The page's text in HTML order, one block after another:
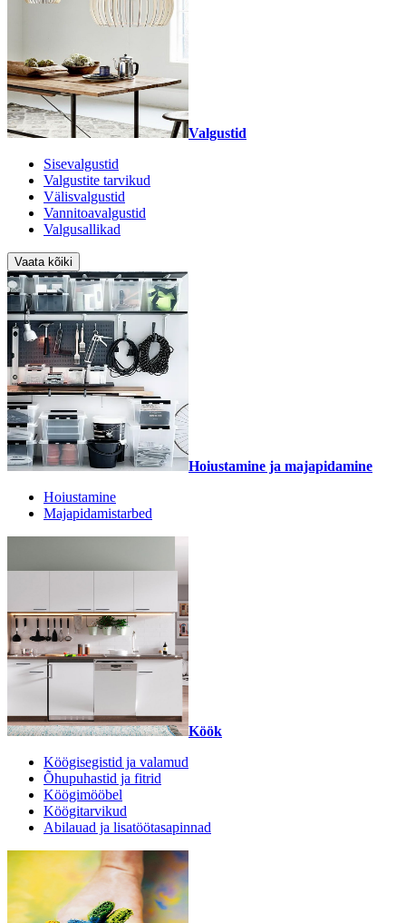
Valgustid
Sisevalgustid
Valgustite tarvikud
Välisvalgustid
Vannitoavalgustid
Valgusallikad
Vaata kõiki
Hoiustamine ja majapidamine
Hoiustamine
Majapidamistarbed
Köök
Köögisegistid ja valamud
Õhupuhastid ja fitrid
Köögimööbel
Köögitarvikud
Abilauad ja lisatöötasapinnad